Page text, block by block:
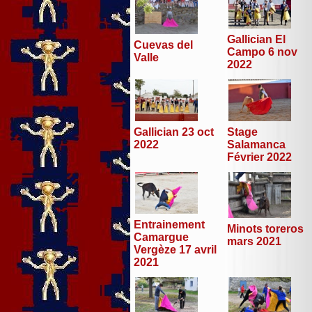
Cuevas del
Valle
Gallician El
Campo 6 nov
2022
Gallician 23 oct
2022
Stage
Salamanca
Février 2022
Entrainement
Camargue
Vergèze 17 avril
2021
Minots toreros
mars 2021